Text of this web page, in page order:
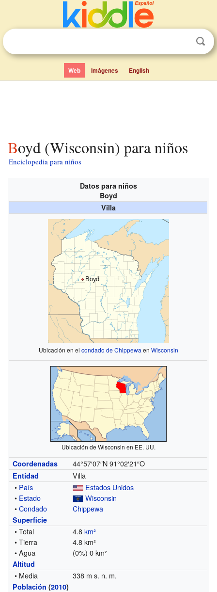
Web Imágenes English
Boyd (Wisconsin) para niños
Enciclopedia para niños
Datos para niños
Boyd
Villa
Boyd
Ubicación en el condado de Chippewa en Wisconsin
Ubicación de Wisconsin en EE. UU.
Coordenadas 44°57′07″N 91°02′21″O
Entidad
Villa
• País
Estados Unidos
• Estado
Wisconsin
•Condado Chippewa
Superficie
• Total 4.8km²
• Tierra
4.8 km²
• Agua
(0%) 0 km²
Altitud
• Media 338 m s. n. m.
Población (2010)